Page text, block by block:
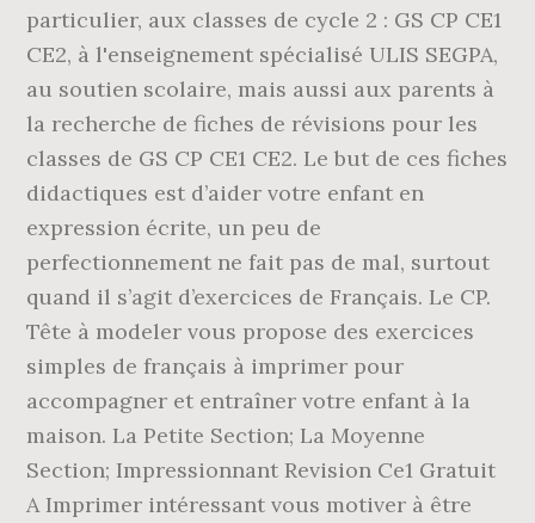
particulier, aux classes de cycle 2 : GS CP CE1
CE2, à l'enseignement spécialisé ULIS SEGPA,
au soutien scolaire, mais aussi aux parents à
la recherche de fiches de révisions pour les
classes de GS CP CE1 CE2. Le but de ces fiches
didactiques est d’aider votre enfant en
expression écrite, un peu de
perfectionnement ne fait pas de mal, surtout
quand il s’agit d’exercices de Français. Le CP.
Tête à modeler vous propose des exercices
simples de français à imprimer pour
accompagner et entraîner votre enfant à la
maison. La Petite Section; La Moyenne
Section; Impressionnant Revision Ce1 Gratuit
A Imprimer intéressant vous motiver à être